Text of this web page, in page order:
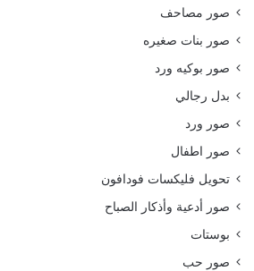
صور مصاحف
صور بنات صغيره
صور بوكيه ورد
بدل رجالي
صور ورد
صور اطفال
تحويل فليكسات فودافون
صور أدعية وأذكار الصباح
بوستات
صور حب